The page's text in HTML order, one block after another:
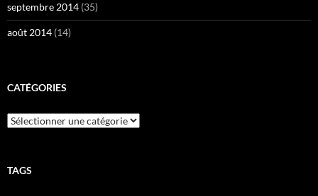
septembre 2014 (35)
août 2014 (14)
CATÉGORIES
Catégories
TAGS